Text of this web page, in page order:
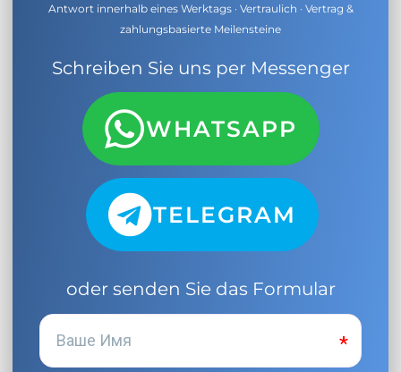
Antwort innerhalb eines Werktags · Vertraulich · Vertrag &
zahlungsbasierte Meilensteine
Schreiben Sie uns per Messenger
WHATSAPP
TELEGRAM
oder senden Sie das Formular